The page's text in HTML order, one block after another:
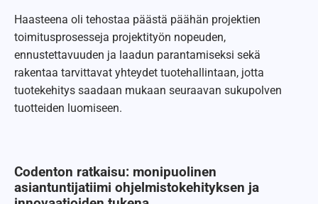
Haasteena oli tehostaa päästä päähän projektien
toimitusprosesseja projektityön nopeuden,
ennustettavuuden ja laadun parantamiseksi sekä
rakentaa tarvittavat yhteydet tuotehallintaan, jotta
tuotekehitys saadaan mukaan seuraavan sukupolven
tuotteiden luomiseen.
Codenton ratkaisu: monipuolinen
asiantuntijatiimi ohjelmistokehityksen ja